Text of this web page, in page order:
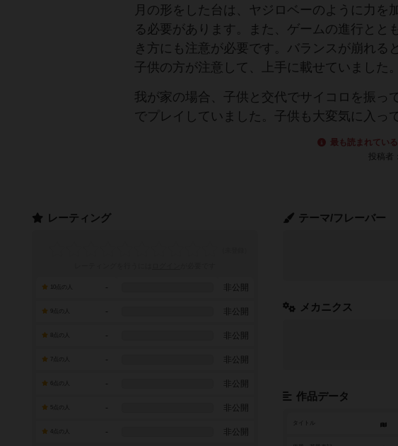
月の形をした台は、ヤジロベーのように力を
る必要があります。また、ゲームの進行と
き方にも注意が必要です。バランスが崩れる
子供の方が注意して、上手に載せていました。
我が家の場合、子供と交代でサイコロを振っ
でプレイしていました。子供も大変気に入っ
最も読まれてい
投稿者：
テーマ/フレーバー
メカニクス
作品データ
タイトル
レーティング
- 非公開
- 非公開
- 非公開
7点の人 - 非公開
- 非公開
- 非公開
- 非公開